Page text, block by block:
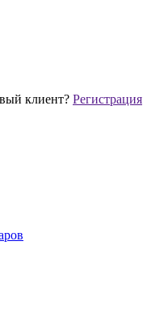
клиент? Регистрация